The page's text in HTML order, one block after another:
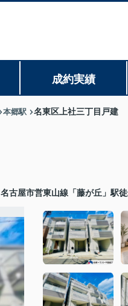
成約実績
本郷駅 名東区上社三丁目戸建
名古屋市営東山線「藤が丘」駅